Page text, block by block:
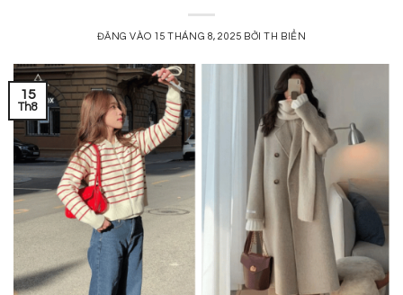
ĐĂNG VÀO 15 THÁNG 8, 2025 BỞITH BIỂN
15
Th8